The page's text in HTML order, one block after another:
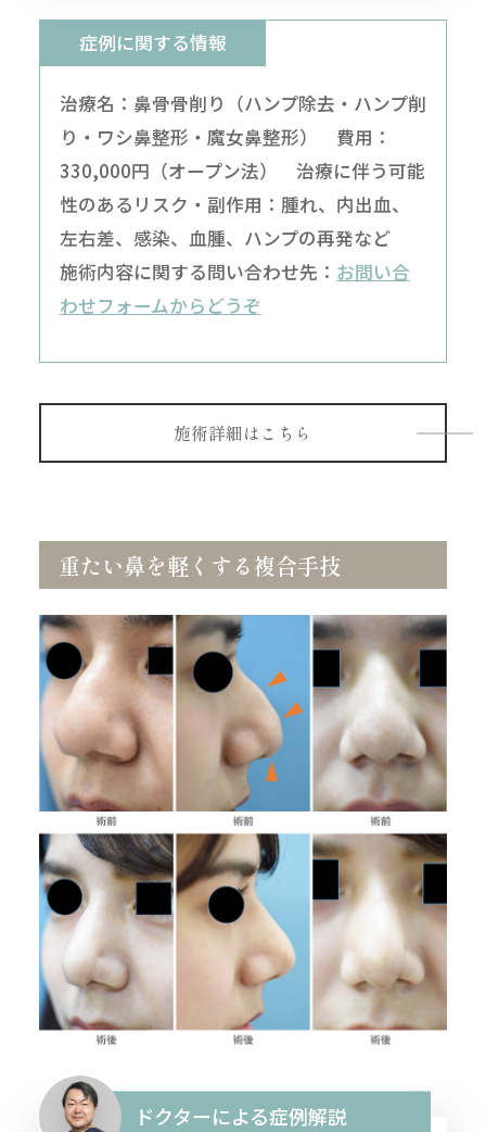
症例に関する情報
治療名：鼻骨骨削り（ハンプ除去・ハンプ削
り・ワシ鼻整形・魔女鼻整形） 費用：
330,000円（オープン法） 治療に伴う可能
性のあるリスク・副作用：腫れ、内出血、
左右差、感染、血腫、ハンプの再発など
施術内容に関する問い合わせ先： お問い合
わせフォームからどうぞ
施術詳細はこちら
重たい鼻を軽くする複合手技
ドクターによる症例解説